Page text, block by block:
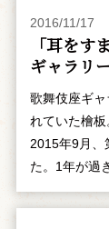
2016/11/17
「耳を
ギャラリ
歌舞伎座ギ
れていた檜板
2015年9月、
た。1年が過